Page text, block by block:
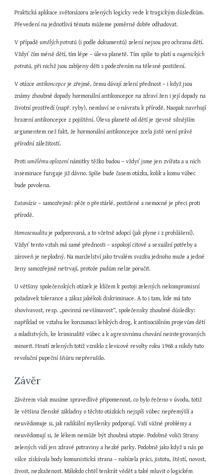
Praktická aplikace světonázoru zelených logicky vede k tragickým důsledkům.
Převedení na jednotlivá témata můžeme poměrně dobře odhadovat.
V případě umělých potratů (i podle dokumentů) zelení nejsou pro ochranu dětí.
Vždyť čím méně dětí, tím lépe – úleva planetě. Tím spíše to platí u eugenických
potratů, při nichž jsou zabíjeny děti s podezřením na tělesné postižení.
V otázce antikoncepce je zřejmé, čemu dávají zelení přednost – i když jsou
známy zhoubné dopady hormonální antikoncepce na zdraví žen i její dopady na
životní prostředí (např. ryby), nemluví se o návratu k přírodě. Naopak navrhují
hrazení antikoncepce z pojištění. Úleva planetě od dětí je zjevně silnějším
argumentem než fakt, že hormonální antikoncepce zcela jistě není právě
přírodní záležitostí.
Proti umělému oplození námitky těžko budou – vždyť jsme jen zvířata a u nich
inseminace funguje již dávno. Spíše bude časem otázka, kolik a komu vůbec
bude povolena.
Eutanázie – samozřejmě: péče o přestárlé, postižené a nemocné je přeci proti
přírodě.
Homosexualita je podporovaná, a to včetně adopcí (jak plyne i z prohlášení).
Vždyť tento vztah má samé přednosti – uspokojí citové a sexuální potřeby a
zároveň je neplodný. Na manželství jako trvalém svazku jednoho muže a jedné
ženy samozřejmě netrvají, protože pudům nelze poručit.
U většiny společenských otázek je klíčem k postoji zelených nekompromisní
požadavek tolerance a zákaz jakékoli diskriminace. A to i tam, kde má tato
shovívavost, resp. „povinná nevšímavost“, společensky zhoubné důsledky:
například ve vztahu ke konzumaci lehkých drog, k antisociálním projevům dětí
a mladistvých, ke kriminalitě vůbec a k agresivnímu chování neintegrovaných
minorit. Hnutí zelených totiž vzniklo z levicové revolty roku 1968 a nikdy tuto
revoluční pupeční šňůru nepřerušilo.
Závěr
Závěrem však musíme spravedlivě připomenout, co bylo řečeno v úvodu, totiž
že většina členské základny o těchto otázkách nejspíš vůbec nepřemýšlí a
neuvědomuje si, jak radikální myšlenky podporují. Vidí vážné problémy a
neuvědomují si, že lékem nemůže být zhoubná utopie. Podobně voliči Strany
zelených vidí jen zdravé potraviny a hezké parky. Podobně jako když u nás po
válce získávala body komunistická strana – nabízela práci, jistotu, štěstí, novost,
živost, nezkaženost. Málokdo chtěl tenkrát vědět a také mluvit o logickém